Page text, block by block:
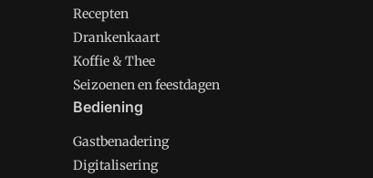
Recepten
Drankenkaart
Koffie & Thee
Seizoenen en feestdagen
Bediening
Gastbenadering
Digitalisering